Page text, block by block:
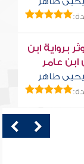
برواية ابن
عامر
طاهر